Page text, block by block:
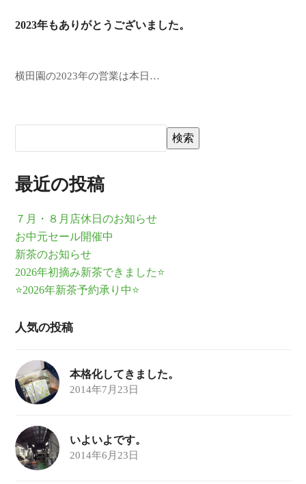
2023年もありがとうございました。
横田園の2023年の営業は本日…
検索
最近の投稿
７月・８月店休日のお知らせ
お中元セール開催中
新茶のお知らせ
2026年初摘み新茶できました⭐
⭐2026年新茶予約承り中⭐
人気の投稿
本格化してきました。
2014年7月23日
いよいよです。
2014年6月23日